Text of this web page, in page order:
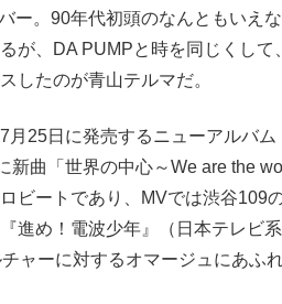
ー。90年代初頭のなんともいえ
が、DA PUMPと時を同じくし
したのが青山テルマだ。
25日に発売するニューアルバム
新曲「世界の中心～We are the
ビートであり、MVでは渋谷109
進め！電波少年』（日本テレビ
ャーに対するオマージュにあふ